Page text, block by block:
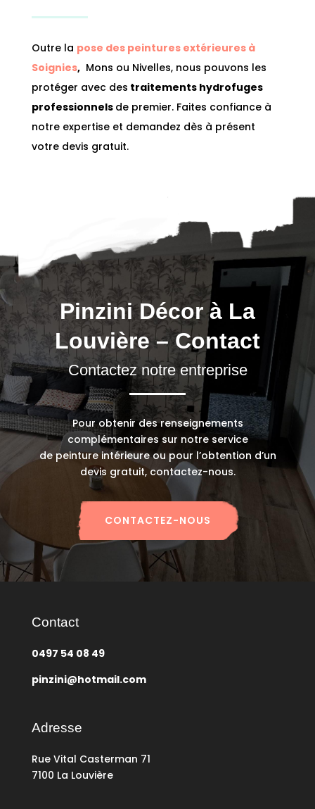
Outre la pose des peintures extérieures à
Soignies, Mons ou Nivelles, nous pouvons les
protéger avec des traitements hydrofuges
professionnels de premier. Faites confiance à
notre expertise et demandez dès à présent
votre devis gratuit.
Pinzini Décor à La
Louvière – Contact
Contactez notre entreprise
Pour obtenir des renseignements
complémentaires sur notre service
de peinture intérieure ou pour l’obtention d’un
devis gratuit, contactez-nous.
CONTACTEZ-NOUS
Contact
0497 54 08 49
pinzini@hotmail.com
Adresse
Rue Vital Casterman 71
7100 La Louvière